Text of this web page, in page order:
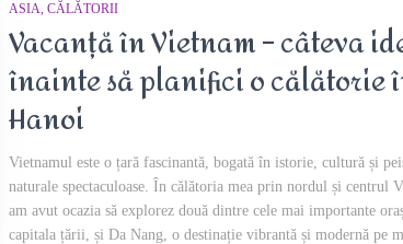
ASIA CĂLĂTORII
Vacanță în Vietnam – câteva
înainte să planifici o călătorie
Hanoi
Vietnamul este o țară fascinantă, bogată în istorie, cultură și
naturale spectaculoase. În călătoria mea prin nordul și centrul
am avut ocazia să explorez două dintre cele mai importante
capitala țării, și Da Nang, o destinație vibrantă și modernă pe